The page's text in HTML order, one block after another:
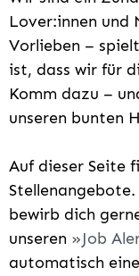
Lover:innen und
Vorlieben –
ist, dass wir für
Komm dazu –
unseren bunten
Auf dieser Seite
bewirb dich
unseren
Job
automatisch